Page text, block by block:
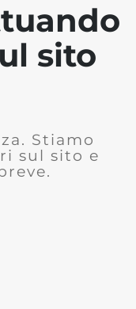
sito
Stiamo
sul sito e